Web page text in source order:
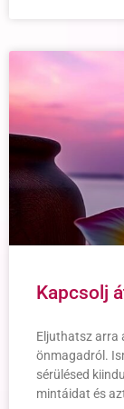
Kapcsolj
Eljuthatsz arra
önmagadról.
sérülésed
mintáidat és